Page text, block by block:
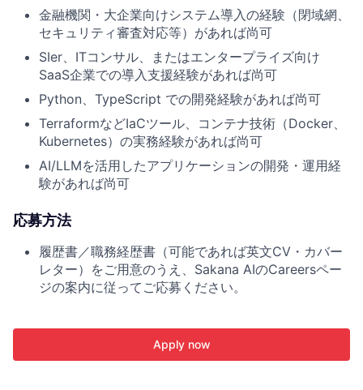
金融機関・大企業向けシステム導入の経験（閉域網、
セキュリティ審査対応等）があれば尚可
SIer、ITコンサル、またはエンタープライズ向け
SaaS企業での導入支援経験があれば尚可
Python、TypeScript での開発経験があれば尚可
TerraformなどIaCツール、コンテナ技術（Docker、
Kubernetes）の実務経験があれば尚可
AI/LLMを活用したアプリケーションの開発・運用経
験があれば尚可
応募方法
履歴書／職務経歴書（可能であれば英文CV・カバー
レター）をご用意のうえ、Sakana AIのCareersペー
ジの案内に従ってご応募ください。
Apply now